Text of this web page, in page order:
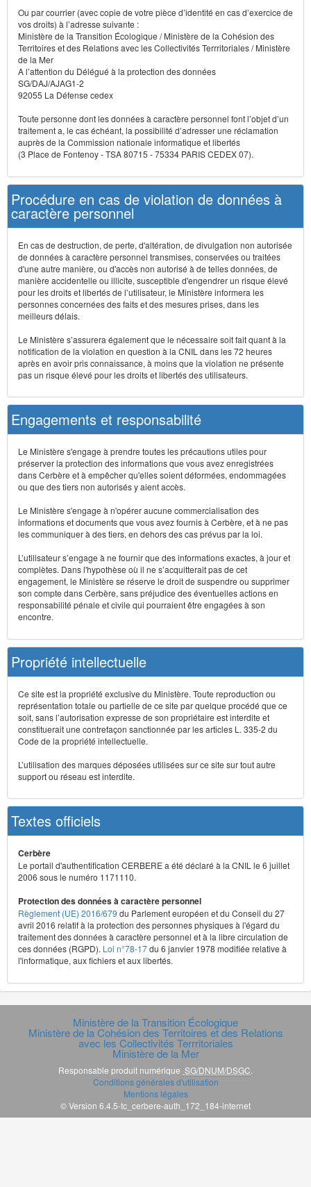
Ou par courrier (avec copie de votre pièce d’identité en cas d’exercice de
vos droits) à l’adresse suivante :
Ministère de la Transition Écologique / Ministère de la Cohésion des
Territoires et des Relations avec les Collectivités Terrritoriales / Ministère
de la Mer
A l’attention du Délégué à la protection des données
SG/DAJ/AJAG1-2
92055 La Défense cedex
Toute personne dont les données à caractère personnel font l’objet d’un
traitement a, le cas échéant, la possibilité d’adresser une réclamation
auprès de la Commission nationale informatique et libertés
(3 Place de Fontenoy - TSA 80715 - 75334 PARIS CEDEX 07).
Procédure en cas de violation de données à
caractère personnel
En cas de destruction, de perte, d'altération, de divulgation non autorisée
de données à caractère personnel transmises, conservées ou traitées
d'une autre manière, ou d'accès non autorisé à de telles données, de
manière accidentelle ou illicite, susceptible d'engendrer un risque élevé
pour les droits et libertés de l’utilisateur, le Ministère informera les
personnes concernées des faits et des mesures prises, dans les
meilleurs délais.
Le Ministère s’assurera également que le nécessaire soit fait quant à la
notification de la violation en question à la CNIL dans les 72 heures
après en avoir pris connaissance, à moins que la violation ne présente
pas un risque élevé pour les droits et libertés des utilisateurs.
Engagements et responsabilité
Le Ministère s'engage à prendre toutes les précautions utiles pour
préserver la protection des informations que vous avez enregistrées
dans Cerbère et à empêcher qu'elles soient déformées, endommagées
ou que des tiers non autorisés y aient accès.
Le Ministère s'engage à n'opérer aucune commercialisation des
informations et documents que vous avez fournis à Cerbère, et à ne pas
les communiquer à des tiers, en dehors des cas prévus par la loi.
L’utilisateur s’engage à ne fournir que des informations exactes, à jour et
complètes. Dans l'hypothèse où il ne s’acquitterait pas de cet
engagement, le Ministère se réserve le droit de suspendre ou supprimer
son compte dans Cerbère, sans préjudice des éventuelles actions en
responsabilité pénale et civile qui pourraient être engagées à son
encontre.
Propriété intellectuelle
Ce site est la propriété exclusive du Ministère. Toute reproduction ou
représentation totale ou partielle de ce site par quelque procédé que ce
soit, sans l’autorisation expresse de son propriétaire est interdite et
constituerait une contrefaçon sanctionnée par les articles L. 335-2 du
Code de la propriété intellectuelle.
L’utilisation des marques déposées utilisées sur ce site sur tout autre
support ou réseau est interdite.
Textes officiels
Cerbère
Le portail d'authentification CERBERE a été déclaré à la CNIL le 6 juillet
2006 sous le numéro 1171110.
Protection des données à caractère personnel
Règlement (UE) 2016/679 du Parlement européen et du Conseil du 27
avril 2016 relatif à la protection des personnes physiques à l'égard du
traitement des données à caractère personnel et à la libre circulation de
ces données (RGPD). Loi n°78-17du 6 janvier 1978 modifiée relative à
l'informatique, aux fichiers et aux libertés.
Ministère de la Transition Écologique
Ministère de la Cohésion des Territoires et des Relations
avec les Collectivités Terrritoriales
Ministère de la Mer
Responsable produit numérique SG/DNUM/DSGC
Conditions générales d'utilisation
Mentions légales
© Version 6.4.5-tc_cerbere-auth_172_184-internet